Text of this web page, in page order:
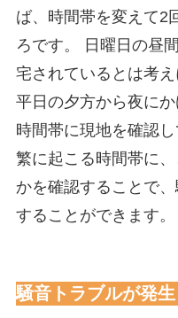
ば、時間帯を変えて2
ろです。 日曜日の昼
宅されているとは考
平日の夕方から夜に
時間帯に現地を確認
繁に起こる時間帯に
かを確認することで
することができます。
騒音トラブルが発